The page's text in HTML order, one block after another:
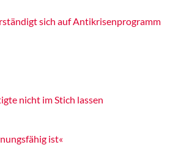
sich auf Antikrisenprogramm
nicht im Stich lassen
ist«